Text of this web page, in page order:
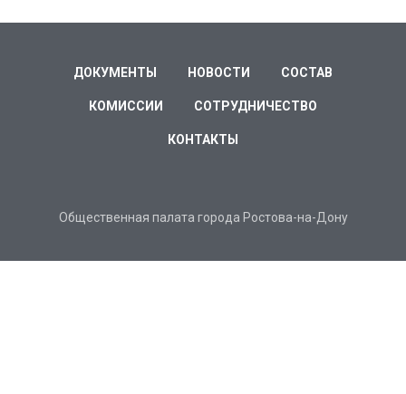
ДОКУМЕНТЫ НОВОСТИ СОСТАВ
КОМИССИИ СОТРУДНИЧЕСТВО
КОНТАКТЫ
Общественная палата города Ростова-на-Дону